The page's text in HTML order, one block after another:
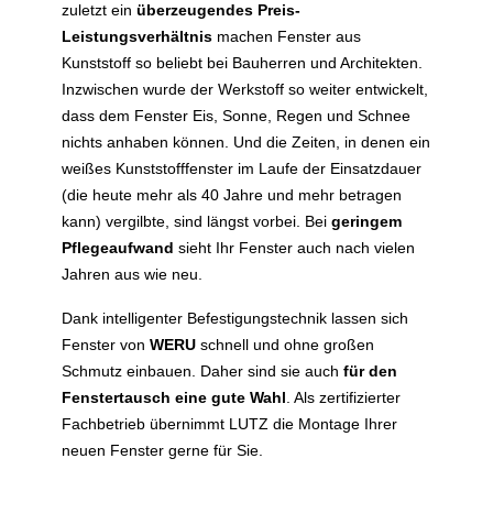
zuletzt ein überzeugendes Preis-
Leistungsverhältnis machen Fenster aus
Kunststoff so beliebt bei Bauherren und Architekten.
Inzwischen wurde der Werkstoff so weiter entwickelt,
dass dem Fenster Eis, Sonne, Regen und Schnee
nichts anhaben können. Und die Zeiten, in denen ein
weißes Kunststofffenster im Laufe der Einsatzdauer
(die heute mehr als 40 Jahre und mehr betragen
kann) vergilbte, sind längst vorbei. Bei geringem
Pflegeaufwand sieht Ihr Fenster auch nach vielen
Jahren aus wie neu.
Dank intelligenter Befestigungstechnik lassen sich
Fenster von WERU schnell und ohne großen
Schmutz einbauen. Daher sind sie auch für den
Fenstertausch eine gute Wahl. Als zertifizierter
Fachbetrieb übernimmt LUTZ die Montage Ihrer
neuen Fenster gerne für Sie.